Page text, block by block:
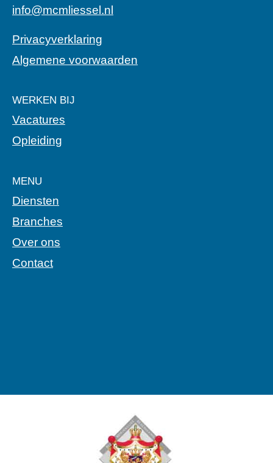
info@mcmliessel.nl
Privacyverklaring
Algemene voorwaarden
WERKEN BIJ
Vacatures
Opleiding
MENU
Diensten
Branches
Over ons
Contact